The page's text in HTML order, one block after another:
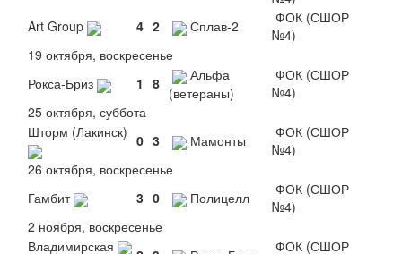
Art Group
4 2 Сплав-2
ФОК (СШОР
№4)
19 октября, воскресенье
Рокса-Бриз
1 8
Альфа
(ветераны)
ФОК (СШОР
№4)
25 октября, суббота
Шторм (Лакинск) 0 3 Мамонты
ФОК (СШОР
№4)
26 октября, воскресенье
Гамбит
3 0 Полицелл
ФОК (СШОР
№4)
2 ноября, воскресенье
Владимирская
ФОК (СШОР